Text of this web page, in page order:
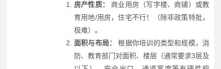
房产性质：
商业用房（写字楼、商铺）或教
育用地/用房，住宅不行！（除非政策特批，
极难）。
面积与布局：
根据你培训的类型和规模，消
防、教育部门对面积、楼层（通常要求3层及